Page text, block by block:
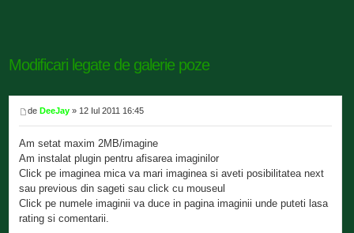
Modificari legate de galerie poze
deDeeJay » 12 Iul 2011 16:45
Am setat maxim 2MB/imagine
Am instalat plugin pentru afisarea imaginilor
Click pe imaginea mica va mari imaginea si aveti posibilitatea next
sau previous din sageti sau click cu mouseul
Click pe numele imaginii va duce in pagina imaginii unde puteti lasa
rating si comentarii.